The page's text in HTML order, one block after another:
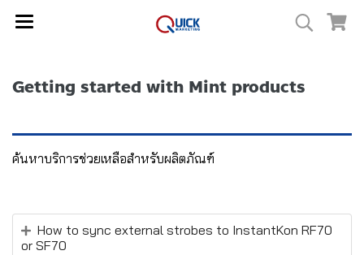
Getting started with Mint products
ค้นหาบริการช่วยเหลือสำหรับผลิตภัณฑ์
How to sync external strobes to InstantKon RF70
or SF70